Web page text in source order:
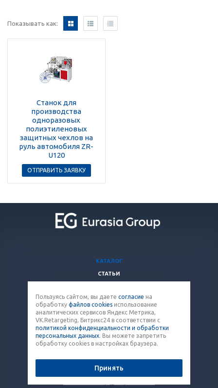
Показывать как:
Станок для
производства
одноразовых
полиэтиленовых
защитных чехлов на
руль автомобиля ZR-
U120
ОТПРАВИТЬ ЗАЯВКУ
© 2026 Все права защищены.
КАТАЛОГ
СТАТЬИ
КОМПАНИЯ
КОНТАКТЫ
8 (800) 707-12-53
paket@eq-mail.ru
Пользуясь сайтом, вы даете согласие на
обработку файлов cookies использование
аналитических сервисов Яндекс Метрика,
VK.Retargeting, Битрикс24 в соответствии с
политикой конфиденциальности и обработки
персональных данных. Вы можете запретить
обработку cookies в настройках браузера.
Принять